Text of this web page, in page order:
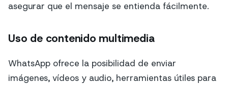
asegurar que el mensaje se entienda fácilmente.
Uso de contenido multimedia
WhatsApp ofrece la posibilidad de enviar
imágenes, vídeos y audio, herramientas útiles para